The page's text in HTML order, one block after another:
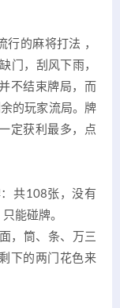
行的麻将打法 ，
门，刮风下雨，
不结束牌局，而
的玩家流局。牌
定获利最多，点
共108张，没有
能碰牌。
，筒、条、万三
下的两门花色来